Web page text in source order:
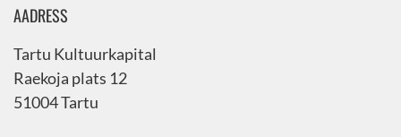
AADRESS
Tartu Kultuurkapital
Raekoja plats 12
51004 Tartu